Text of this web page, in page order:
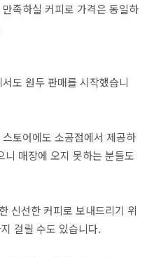
족하실 커피로 가격은 동일하
도 원두 판매를 시작했습니
토어에도 소공점에서 제공하
매장에 오지 못하는 분들도
신선한 커피로 보내드리기 위
걸릴 수도 있습니다.